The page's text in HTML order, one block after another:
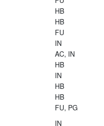
HB
HB
FU
IN
AC, IN
HB
IN
HB
HB
FU, PG
IN